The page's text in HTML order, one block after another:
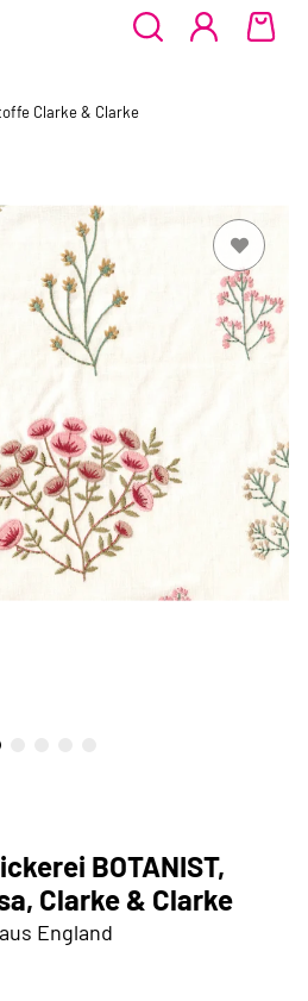
Clarke & Clarke
BOTANIST,
Clarke & Clarke
England